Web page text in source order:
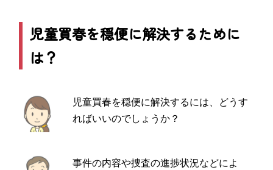
児童買春を穏便に解決するために
は？
児童買春を穏便に解決するには、どうす
ればいいのでしょうか？
事件の内容や捜査の進捗状況などによ